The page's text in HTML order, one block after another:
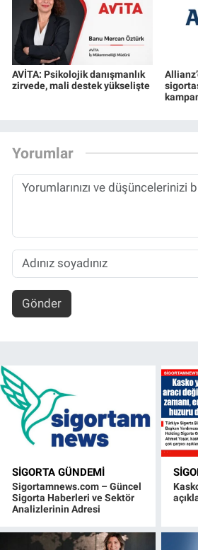
AVİTA: Psikolojik danışmanlık
zirvede, mali destek yükselişte
Yorumlar
Gönder
SIGORTA GÜNDEMI
Sigortamnews.com – Güncel
Sigorta Haberleri ve Sektör
Analizlerinin Adresi